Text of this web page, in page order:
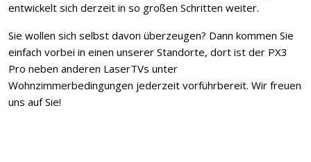
entwickelt sich derzeit in so großen Schritten weiter.
Sie wollen sich selbst davon überzeugen? Dann kommen Sie
einfach vorbei in einen unserer Standorte, dort ist der PX3
Pro neben anderen LaserTVs unter
Wohnzimmerbedingungen jederzeit vorführbereit. Wir freuen
uns auf Sie!